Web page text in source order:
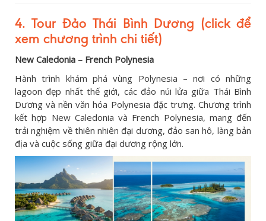
4. Tour Đảo Thái Bình Dương (click để
xem chương trình chi tiết)
New Caledonia – French Polynesia
Hành trình khám phá vùng Polynesia – nơi có những
lagoon đẹp nhất thế giới, các đảo núi lửa giữa Thái Bình
Dương và nền văn hóa Polynesia đặc trưng. Chương trình
kết hợp New Caledonia và French Polynesia, mang đến
trải nghiệm về thiên nhiên đại dương, đảo san hô, làng bản
địa và cuộc sống giữa đại dương rộng lớn.